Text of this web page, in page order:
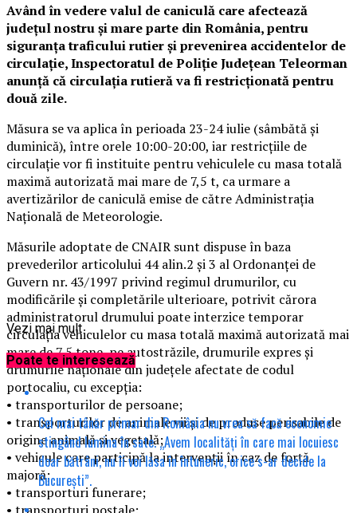
Având în vedere valul de caniculă care afectează
județul nostru și mare parte din România, pentru
siguranţa traficului rutier şi prevenirea accidentelor de
circulaţie, Inspectoratul de Poliţie Judeţean Teleorman
anunță că circulația rutieră va fi restricționată pentru
două zile.
Măsura se va aplica în perioada 23-24 iulie (sâmbătă și
duminică), între orele 10:00-20:00, iar restricțiile de
circulație vor fi instituite pentru vehiculele cu masa totală
maximă autorizată mai mare de 7,5 t, ca urmare a
avertizărilor de caniculă emise de către Administrația
Națională de Meteorologie.
Măsurile adoptate de CNAIR sunt dispuse în baza
prevederilor articolului 44 alin.2 și 3 al Ordonanței de
Guvern nr. 43/1997 privind regimul drumurilor, cu
modificările și completările ulterioare, potrivit cărora
administratorul drumului poate interzice temporar
circulația vehiculelor cu masa totală maximă autorizată mai
mare de 7,5 tone, pe autostrăzile, drumurile expres și
drumurile naționale din județele afectate de codul
portocaliu, cu excepția:
• transporturilor de persoane;
• transporturilor de animale vii și de produse perisabile de
origine animală și vegetală;
• vehicule care participă la intervenții în caz de forță
majoră;
• transporturi funerare;
Vezi mai mult
Poate te interesează
Cel mai tânăr primar din România nu vrea să facă economie
stingând lumina în sate. „Avem localități în care mai locuiesc
doar bătrâni, nu îi voi lăsa în întuneric, orice s-ar decide la
București”.